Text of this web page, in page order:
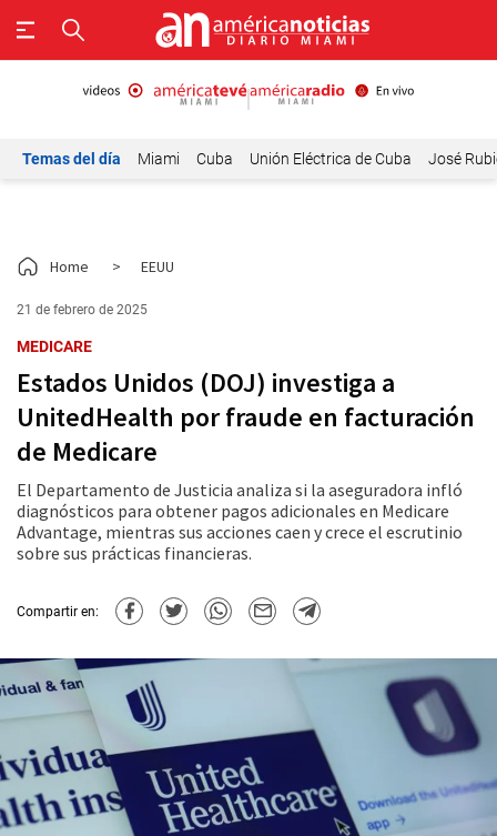
Temas del día Miami Cuba Unión Eléctrica de Cuba José
Home > EEUU
21 de febrero de 2025
MEDICARE
Estados Unidos (DOJ) investiga a
UnitedHealth por fraude en facturación
de Medicare
El Departamento de Justicia analiza si la aseguradora infló
diagnósticos para obtener pagos adicionales en Medicare
Advantage, mientras sus acciones caen y crece el escrutinio
sobre sus prácticas financieras.
Compartir en: